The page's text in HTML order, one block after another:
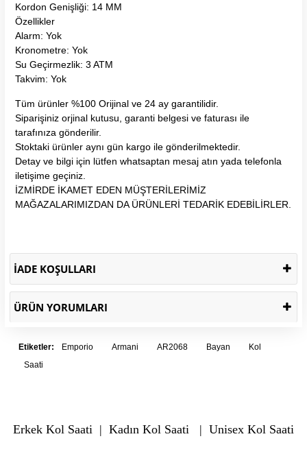
Kordon Genişliği: 14 MM
Özellikler
Alarm: Yok
Kronometre: Yok
Su Geçirmezlik: 3 ATM
Takvim: Yok
Tüm ürünler %100 Orijinal ve 24 ay garantilidir.
Siparişiniz orjinal kutusu, garanti belgesi ve faturası ile
tarafınıza gönderilir.
Stoktaki ürünler aynı gün kargo ile gönderilmektedir.
Detay ve bilgi için lütfen whatsaptan mesaj atın yada telefonla
iletişime geçiniz.
İZMİRDE İKAMET EDEN MÜŞTERİLERİMİZ
MAĞAZALARIMIZDAN DA ÜRÜNLERİ TEDARİK EDEBİLİRLER.
İADE KOŞULLARI
ÜRÜN YORUMLARI
Etiketler: Emporio Armani AR2068 Bayan
Kol
Saati
Erkek Kol Saati | Kadın Kol Saati | Unisex Kol Saati